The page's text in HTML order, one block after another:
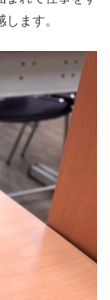
ます。